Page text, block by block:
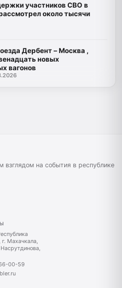
участников СВО в
около тысячи
Дербент – Москва ,
новых
вагонов
взглядом на события в республике
г. Махачкала,
00-59